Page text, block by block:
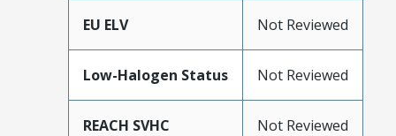
EU ELV Not Reviewed
Low-Halogen Status Not Reviewed
REACH SVHC Not Reviewed